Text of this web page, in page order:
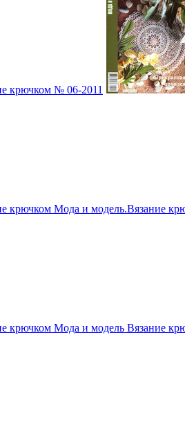
крючком № 06-2011
крючком Мода и модель.Вязание
крючком Мода и модель Вязание